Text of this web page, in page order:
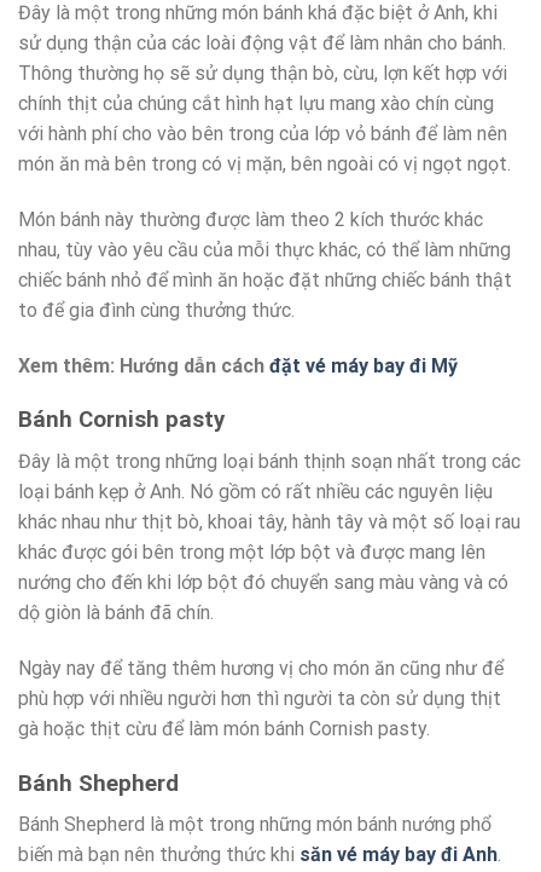
Đây là một trong những món bánh khá đặc biệt ở Anh, khi
sử dụng thận của các loài động vật để làm nhân cho bánh.
Thông thường họ sẽ sử dụng thận bò, cừu, lợn kết hợp với
chính thịt của chúng cắt hình hạt lựu mang xào chín cùng
với hành phí cho vào bên trong của lớp vỏ bánh để làm nên
món ăn mà bên trong có vị mặn, bên ngoài có vị ngọt ngọt.
Món bánh này thường được làm theo 2 kích thước khác
nhau, tùy vào yêu cầu của mỗi thực khác, có thể làm những
chiếc bánh nhỏ để mình ăn hoặc đặt những chiếc bánh thật
to để gia đình cùng thưởng thức.
Xem thêm: Hướng dẫn cách đặt vé máy bay đi Mỹ
Bánh Cornish pasty
Đây là một trong những loại bánh thịnh soạn nhất trong các
loại bánh kẹp ở Anh. Nó gồm có rất nhiều các nguyên liệu
khác nhau như thịt bò, khoai tây, hành tây và một số loại rau
khác được gói bên trong một lớp bột và được mang lên
nướng cho đến khi lớp bột đó chuyển sang màu vàng và có
dộ giòn là bánh đã chín.
Ngày nay để tăng thêm hương vị cho món ăn cũng như để
phù hợp với nhiều người hơn thì người ta còn sử dụng thịt
gà hoặc thịt cừu để làm món bánh Cornish pasty.
Bánh Shepherd
Bánh Shepherd là một trong những món bánh nướng phổ
biến mà bạn nên thưởng thức khi săn vé máy bay đi Anh.